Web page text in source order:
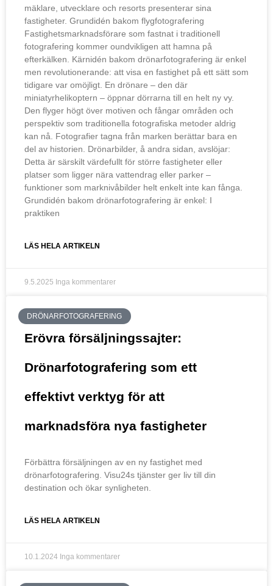
mäklare, utvecklare och resorts presenterar sina
fastigheter. Grundidén bakom flygfotografering
Fastighetsmarknadsförare som fastnat i traditionell
fotografering kommer oundvikligen att hamna på
efterkälken. Kärnidén bakom drönarfotografering är enkel
men revolutionerande: att visa en fastighet på ett sätt som
tidigare var omöjligt. En drönare – den där
miniatyrhelikoptern – öppnar dörrarna till en helt ny vy.
Den flyger högt över motiven och fångar områden och
perspektiv som traditionella fotografiska metoder aldrig
kan nå. Fotografier tagna från marken berättar bara en
del av historien. Drönarbilder, å andra sidan, avslöjar:
Detta är särskilt värdefullt för större fastigheter eller
platser som ligger nära vattendrag eller parker –
funktioner som marknivåbilder helt enkelt inte kan fånga.
Grundidén bakom drönarfotografering är enkel: I
praktiken
LÄS HELA ARTIKELN
9.5.2025 Inga kommentarer
DRÖNARFOTOGRAFERING
Erövra försäljningssajter:
Drönarfotografering som ett
effektivt verktyg för att
marknadsföra nya fastigheter
Förbättra försäljningen av en ny fastighet med
drönarfotografering. Visu24s tjänster ger liv till din
destination och ökar synligheten.
LÄS HELA ARTIKELN
10.1.2024 Inga kommentarer